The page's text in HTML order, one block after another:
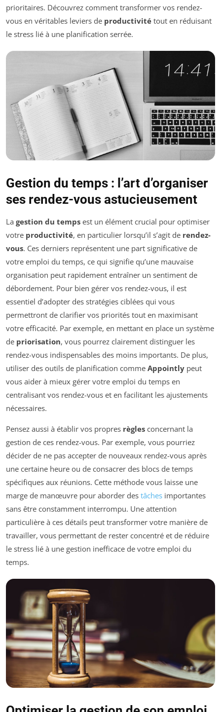
prioritaires. Découvrez comment transformer vos rendez-
vous en véritables leviers de productivité tout en réduisant
le stress lié à une planification serrée.
Gestion du temps : l’art d’organiser
ses rendez-vous astucieusement
La gestion du temps est un élément crucial pour optimiser
votre productivité, en particulier lorsqu’il s’agit de rendez-
vous. Ces derniers représentent une part significative de
votre emploi du temps, ce qui signifie qu’une mauvaise
organisation peut rapidement entraîner un sentiment de
débordement. Pour bien gérer vos rendez-vous, il est
essentiel d’adopter des stratégies ciblées qui vous
permettront de clarifier vos priorités tout en maximisant
votre efficacité. Par exemple, en mettant en place un système
de priorisation, vous pourrez clairement distinguer les
rendez-vous indispensables des moins importants. De plus,
utiliser des outils de planification comme Appointly peut
vous aider à mieux gérer votre emploi du temps en
centralisant vos rendez-vous et en facilitant les ajustements
nécessaires.
Pensez aussi à établir vos propres règles concernant la
gestion de ces rendez-vous. Par exemple, vous pourriez
décider de ne pas accepter de nouveaux rendez-vous après
une certaine heure ou de consacrer des blocs de temps
spécifiques aux réunions. Cette méthode vous laisse une
marge de manœuvre pour aborder des tâches importantes
sans être constamment interrompu. Une attention
particulière à ces détails peut transformer votre manière de
travailler, vous permettant de rester concentré et de réduire
le stress lié à une gestion inefficace de votre emploi du
temps.